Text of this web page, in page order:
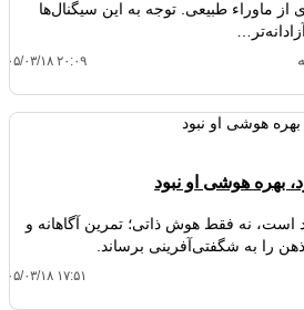
از ماوراء طبیعی. توجه به این سیگنال‌ها
۱۴۰۵/۰۳/۱۸
بهره هوشی او نبود
است، نه فقط هوش ذاتی؛ تمرین آگاهانه و
را به شگفتی‌آفرینی برساند.
۱۴۰۵/۰۳/۱۸